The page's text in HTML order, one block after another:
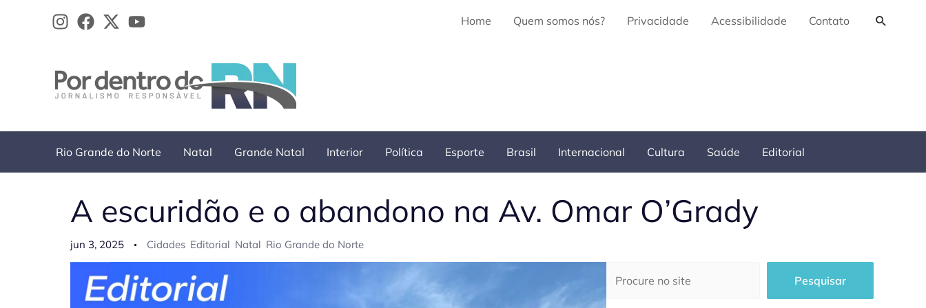
Home Quem somos nós? Privacidade Acessibilidade Contato
Rio Grande do Norte Natal Grande Natal Interior Política Esporte Brasil Internacional Cultura Saúde Editorial
A escuridão e o abandono na Av. Omar O’Grady
jun 3, 2025 Cidades Editorial Natal Rio Grande do Norte
Pesquisar